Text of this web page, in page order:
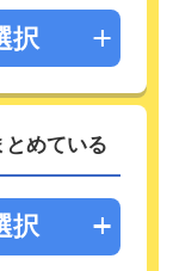
択
めている
択